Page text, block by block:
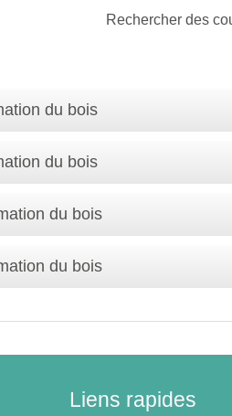
Rechercher des
du bois
du bois
du bois
du bois
Liens rapides